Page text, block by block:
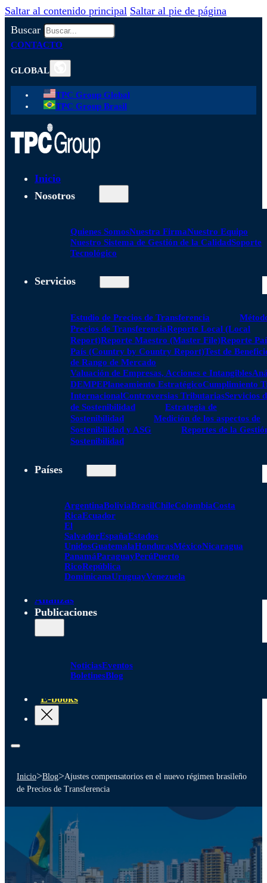
Saltar al contenido principal Saltar al pie de página
Buscar
CONTACTO
GLOBAL
TPC Group Global
TPC Group Brasil
Inicio
Nosotros
Quienes SomosNuestra FirmaNuestro Equipo
Nuestro Sistema de Gestión de la CalidadSoporte
Tecnológico
Servicios
Estudio de Precios de Transferencia
Precios de TransferenciaReporte Local (Local
Report)Reporte Maestro (Master File)Reporte
País (Country by Country Report)Test de
de Rango de Mercado
Valuación de Empresas, Acciones e Intangibles
DEMPEPlaneamiento EstratégicoCumplimiento
InternacionalControversias TributariasServicios
de Sostenibilidad
Estrategia de
Sostenibilidad
Medición de los aspectos de
Sostenibilidad y ASG
Reportes de la
Sostenibilidad
Países
ArgentinaBoliviaBrasilChileColombiaCosta
RicaEcuador
El
SalvadorEspañaEstados
UnidosGuatemalaHondurasMéxicoNicaragua
PanamáParaguayPerúPuerto
RicoRepública
DominicanaUruguayVenezuela
Alianzas
Publicaciones
NoticiasEventos
BoletinesBlog
E-books
Inicio>Blog>Ajustes compensatorios en el nuevo régimen brasileño
de Precios de Transferencia